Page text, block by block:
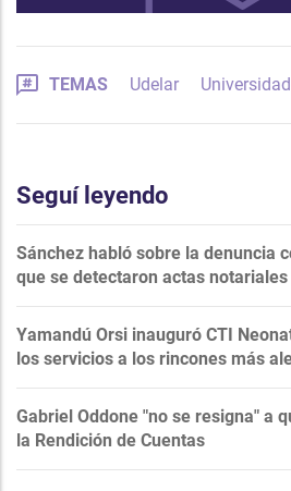
TEMAS Udelar
Seguí leyendo
Sánchez habló sobre la denuncia
que se detectaron actas
Yamandú Orsi inauguró CTI
los servicios a los rincones más
Gabriel Oddone "no se resigna" a
la Rendición de Cuentas